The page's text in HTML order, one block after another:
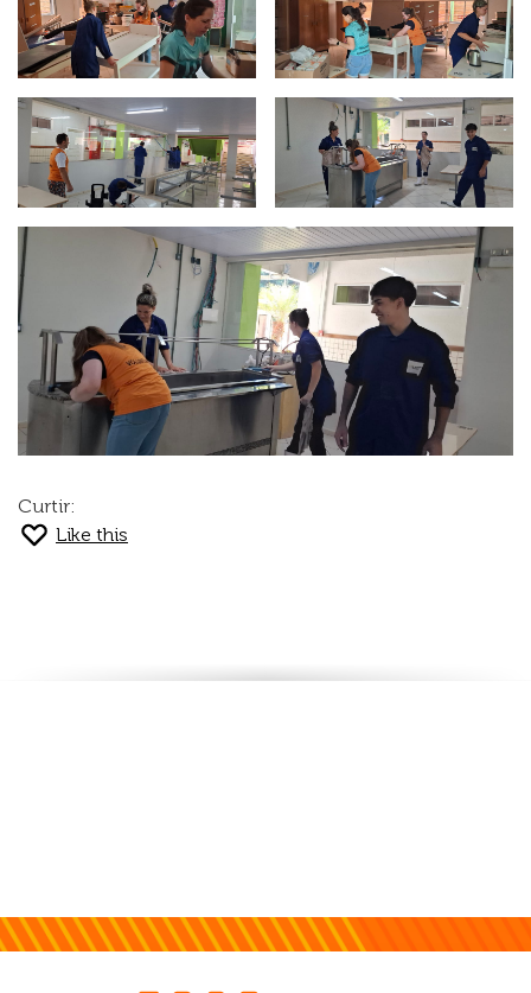
Curtir:
Like this